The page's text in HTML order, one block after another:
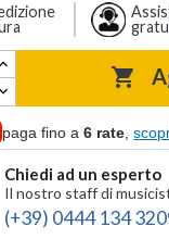

paga fino a6 rate ,
Chiedi ad un esperto
Il nostro staff di
(+39) 0444 134